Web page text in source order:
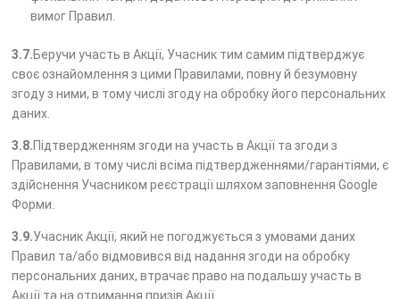
вимог Правил.
3.7.Беручи участь в Акції, Учасник тим самим підтверджує
своє ознайомлення з цими Правилами, повну й безумовну
згоду з ними, в тому числі згоду на обробку його персональних
даних.
3.8.Підтвердженням згоди на участь в Акції та згоди з
Правилами, в тому числі всіма підтвердженнями/гарантіями, є
здійснення Учасником реєстрації шляхом заповнення Google
Форми.
3.9.Учасник Акції, який не погоджується з умовами даних
Правил та/або відмовився від надання згоди на обробку
персональних даних, втрачає право на подальшу участь в
Акції та на отримання призів Акції.